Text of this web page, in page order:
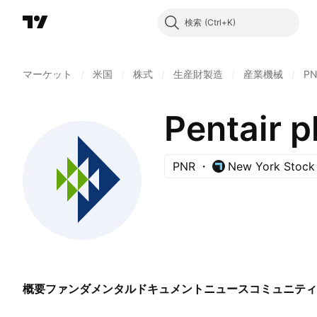
検索
マーケット 米国 株式 生産財製造 産業機械
Pentair
PNR New York
概要ファンダメンタルドキュメント ニュースコミュニティ